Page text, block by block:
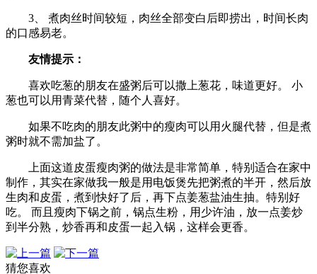
3、 煮肉丝时间较短，肉丝全部变白后即捞出，时间长肉
的口感易老。
友情提示：
喜欢吃葱的朋友在盛粥后可以撒上葱花，味道更好。 小
葱也可以用青菜代替，随个人喜好。
如果不吃肉的朋友此粥中的瘦肉可以用火腿代替，但是煮
粥时就不需加盐了。
上面这道皮蛋瘦肉粥的做法是非常简单，特别适合在家中
制作，其实在家做我一般是用电饭煲先把粥煮的半开，然后放
生肉和皮蛋，煮到快好了后，再下点姜葱盐油生抽。特别好
吃。 而且瘦肉下锅之前，锅点生粉，用少许油，放一点姜炒
到半分熟，炒香再和皮蛋一起入锅，这样会更香。
猜您喜欢